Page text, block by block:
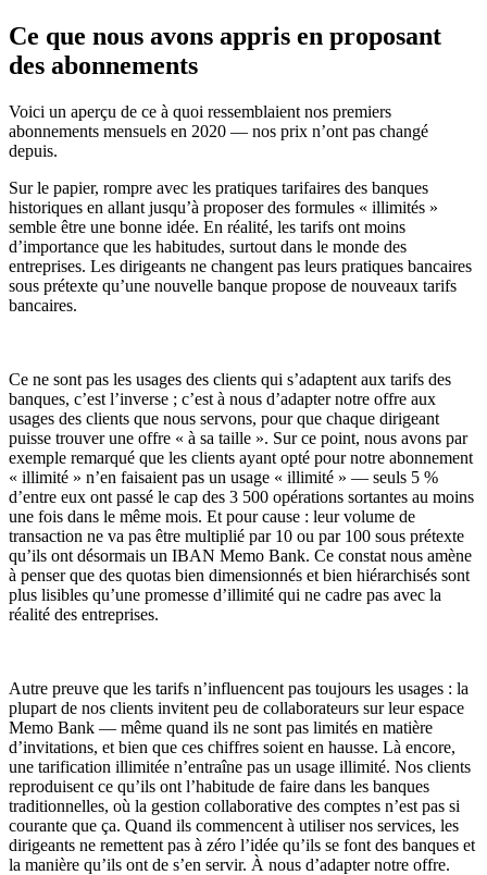
Ce que nous avons appris en proposant
des abonnements
Voici un aperçu de ce à quoi ressemblaient nos premiers
abonnements mensuels en 2020 — nos prix n’ont pas changé
depuis.
Sur le papier, rompre avec les pratiques tarifaires des banques
historiques en allant jusqu’à proposer des formules « illimités »
semble être une bonne idée. En réalité, les tarifs ont moins
d’importance que les habitudes, surtout dans le monde des
entreprises. Les dirigeants ne changent pas leurs pratiques bancaires
sous prétexte qu’une nouvelle banque propose de nouveaux tarifs
bancaires.
Ce ne sont pas les usages des clients qui s’adaptent aux tarifs des
banques, c’est l’inverse ; c’est à nous d’adapter notre offre aux
usages des clients que nous servons, pour que chaque dirigeant
puisse trouver une offre « à sa taille ». Sur ce point, nous avons par
exemple remarqué que les clients ayant opté pour notre abonnement
« illimité » n’en faisaient pas un usage « illimité » — seuls 5 %
d’entre eux ont passé le cap des 3 500 opérations sortantes au moins
une fois dans le même mois. Et pour cause : leur volume de
transaction ne va pas être multiplié par 10 ou par 100 sous prétexte
qu’ils ont désormais un IBAN Memo Bank. Ce constat nous amène
à penser que des quotas bien dimensionnés et bien hiérarchisés sont
plus lisibles qu’une promesse d’illimité qui ne cadre pas avec la
réalité des entreprises.
Autre preuve que les tarifs n’influencent pas toujours les usages : la
plupart de nos clients invitent peu de collaborateurs sur leur espace
Memo Bank — même quand ils ne sont pas limités en matière
d’invitations, et bien que ces chiffres soient en hausse. Là encore,
une tarification illimitée n’entraîne pas un usage illimité. Nos clients
reproduisent ce qu’ils ont l’habitude de faire dans les banques
traditionnelles, où la gestion collaborative des comptes n’est pas si
courante que ça. Quand ils commencent à utiliser nos services, les
dirigeants ne remettent pas à zéro l’idée qu’ils se font des banques et
la manière qu’ils ont de s’en servir. À nous d’adapter notre offre.